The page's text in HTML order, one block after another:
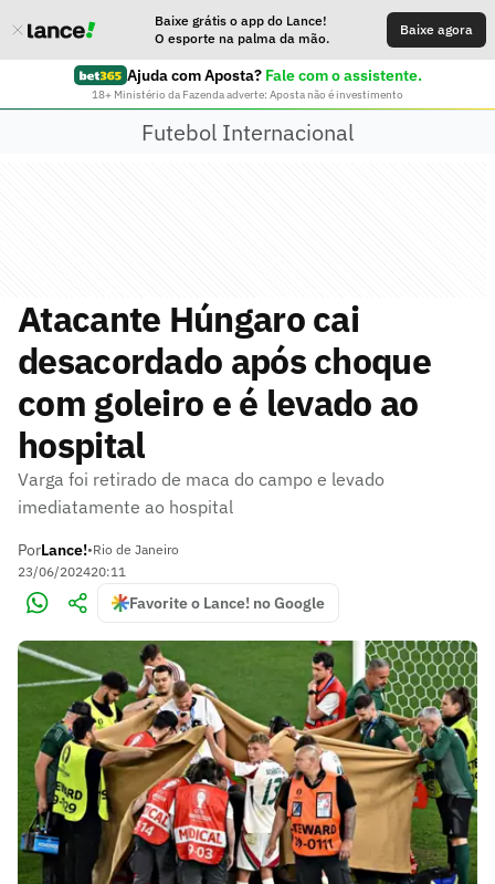
Baixe grátis o app do Lance!
O esporte na palma da mão.
Baixe agora
Ajuda com Aposta? Fale com o assistente.
18+ Ministério da Fazenda adverte: Aposta não é investimento
Futebol Internacional
Atacante Húngaro cai
desacordado após choque
com goleiro e é levado ao
hospital
Varga foi retirado de maca do campo e levado
imediatamente ao hospital
PorLance!•Rio de Janeiro
23/06/202420:11
Favorite o Lance! no Google